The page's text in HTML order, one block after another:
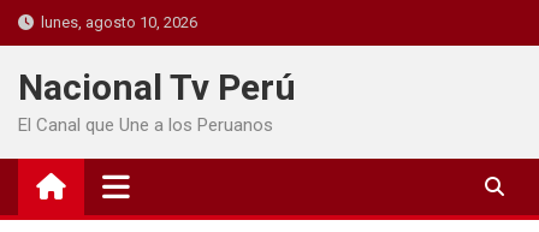
lunes, agosto 10, 2026
Nacional Tv Perú
El Canal que Une a los Peruanos